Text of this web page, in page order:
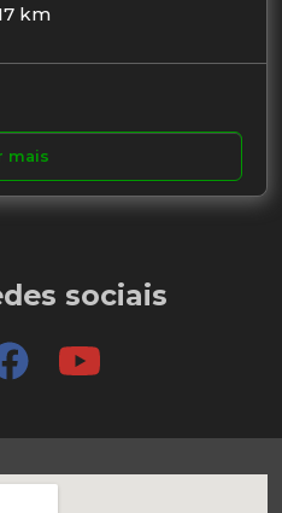
km
mais
sociais